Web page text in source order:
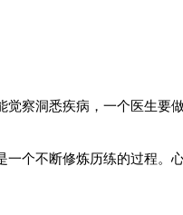
察洞悉疾病，一个医生
个不断修炼历练的过程。